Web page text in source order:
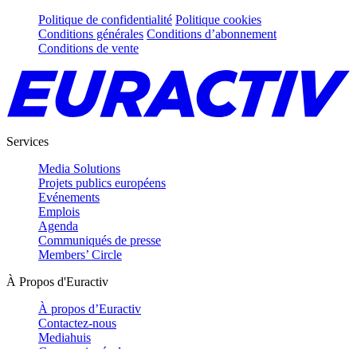
Politique de confidentialité Politique cookies
Conditions générales Conditions d’abonnement
Conditions de vente
Services
Media Solutions
Projets publics européens
Evénements
Emplois
Agenda
Communiqués de presse
Members’ Circle
À Propos d'Euractiv
À propos d’Euractiv
Contactez-nous
Mediahuis